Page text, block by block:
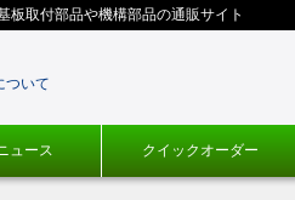
取付部品や機構部品の通販サイト
ついて
ュース クイックオーダー